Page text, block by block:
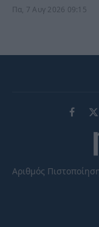
Πα, 7 Αυγ 2026 09:15
X
Αριθμός